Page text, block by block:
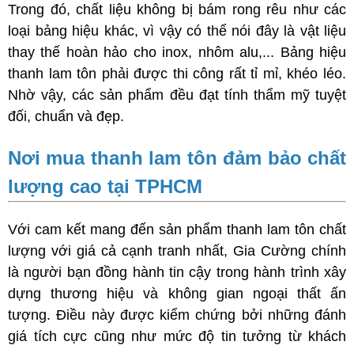
Trong đó, chất liệu không bị bám rong rêu như các
loại bảng hiệu khác, vì vậy có thể nói đây là vật liệu
thay thế hoàn hảo cho inox, nhôm alu,... Bảng hiệu
thanh lam tôn phải được thi công rất tỉ mỉ, khéo léo.
Nhờ vậy, các sản phẩm đều đạt tính thẩm mỹ tuyệt
đối, chuẩn và đẹp.
Nơi mua thanh lam tôn đảm bảo chất
lượng cao tại TPHCM
Với cam kết mang đến sản phẩm thanh lam tôn chất
lượng với giá cả cạnh tranh nhất, Gia Cường chính
là người bạn đồng hành tin cậy trong hành trình xây
dựng thương hiệu và không gian ngoại thất ấn
tượng. Điều này được kiểm chứng bởi những đánh
giá tích cực cũng như mức độ tin tưởng từ khách